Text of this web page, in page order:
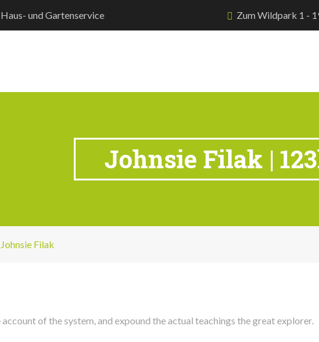
und Gartenservice Zum Wildpark 1 -
Johnsie Filak |
Johnsie Filak
of the system, and expound the actual teachings the great explorer.